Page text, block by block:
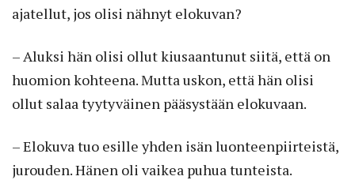
ajatellut, jos olisi nähnyt elokuvan?
– Aluksi hän olisi ollut kiusaantunut siitä, että on
huomion kohteena. Mutta uskon, että hän olisi
ollut salaa tyytyväinen pääsystään elokuvaan.
– Elokuva tuo esille yhden isän luonteenpiirteistä,
jurouden. Hänen oli vaikea puhua tunteista.